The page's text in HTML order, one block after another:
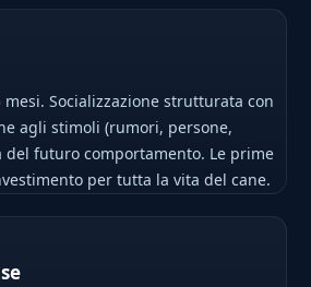
mesi. Socializzazione strutturata con
agli stimoli (rumori, persone,
futuro comportamento. Le prime
per tutta la vita del cane.